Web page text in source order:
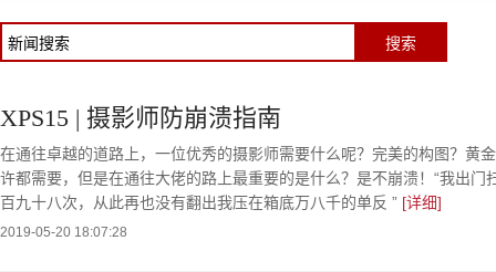
XPS15 | 摄影师防崩溃指南
在通往卓越的道路上，一位优秀的摄影师需要什么呢？完美的构图？黄
许都需要，但是在通往大佬的路上最重要的是什么？是不崩溃！“我出门
百九十八次，从此再也没有翻出我压在箱底万八千的单反 ” [详细]
2019-05-20 18:07:28